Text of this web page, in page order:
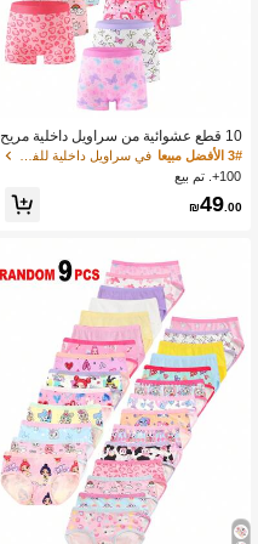
10 قطع عشوائية من سراويل داخلية مريح
ة للبنات مطبوعة برسومات كرتونية، التص
اميم العشوائية تشمل الفراشة والحصان
3# الأفضل مبيعا
100+. تم بيع
₪49.00